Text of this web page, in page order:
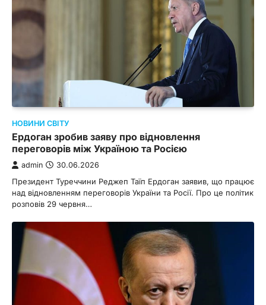
НОВИНИ СВІТУ
Ердоган зробив заяву про відновлення
переговорів між Україною та Росією
admin 30.06.2026
Президент Туреччини Реджеп Таїп Ердоган заявив, що працює
над відновленням переговорів України та Росії. Про це політик
розповів 29 червня…